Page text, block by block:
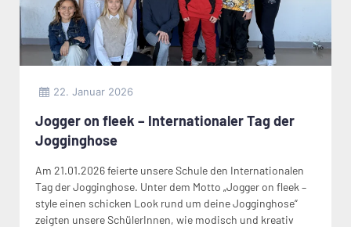
22. Januar 2026
Jogger on fleek – Internationaler Tag der
Jogginghose
Am 21.01.2026 feierte unsere Schule den Internationalen
Tag der Jogginghose. Unter dem Motto „Jogger on fleek –
style einen schicken Look rund um deine Jogginghose“
zeigten unsere SchülerInnen, wie modisch und kreativ